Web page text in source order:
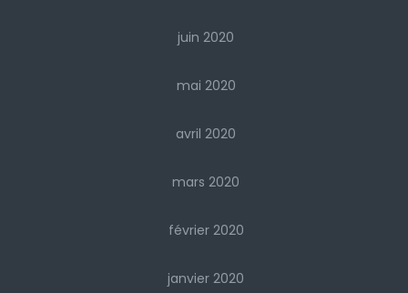
juin 2020
mai 2020
avril 2020
mars 2020
février 2020
janvier 2020